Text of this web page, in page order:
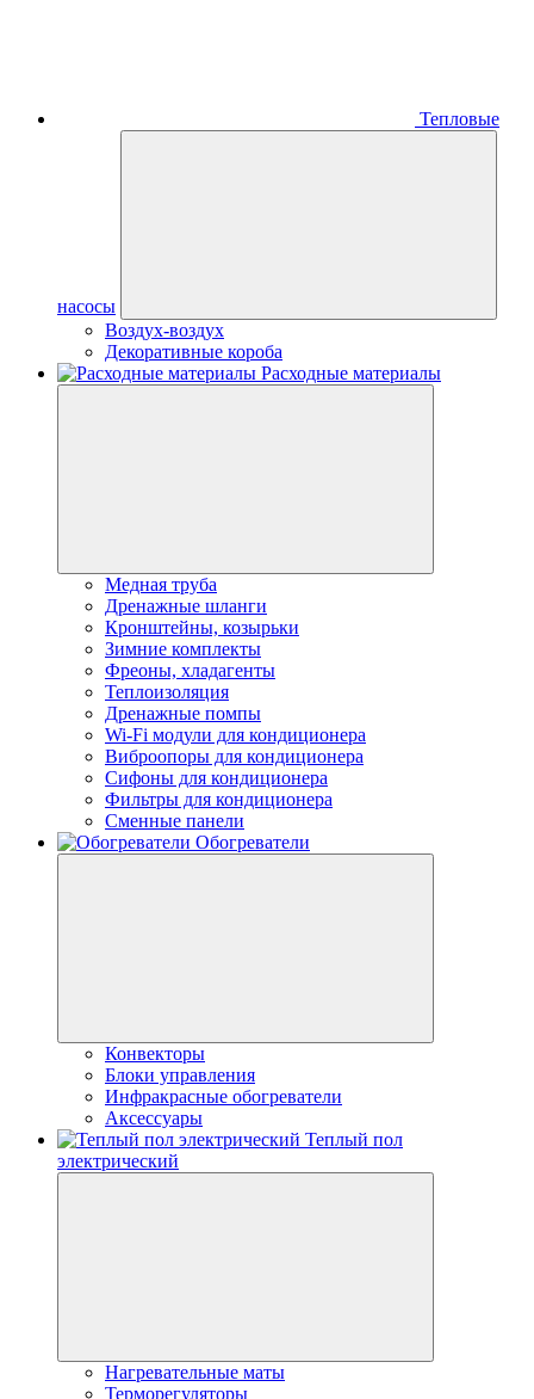
Тепловые
насосы
Воздух-воздух
Декоративные короба
Расходные материалы
Медная труба
Дренажные шланги
Кронштейны, козырьки
Зимние комплекты
Фреоны, хладагенты
Теплоизоляция
Дренажные помпы
Wi-Fi модули для кондиционера
Виброопоры для кондиционера
Сифоны для кондиционера
Фильтры для кондиционера
Сменные панели
Обогреватели
Конвекторы
Блоки управления
Инфракрасные обогреватели
Аксессуары
Теплый пол
электрический
Нагревательные маты
Терморегуляторы